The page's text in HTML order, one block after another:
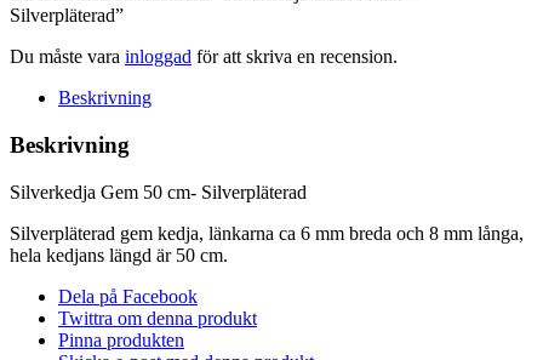
Silverpläterad”
Du måste vara inloggad för att skriva en recension.
Beskrivning
Beskrivning
Silverkedja Gem 50 cm- Silverpläterad
Silverpläterad gem kedja, länkarna ca 6 mm breda och 8 mm långa,
hela kedjans längd är 50 cm.
Dela på Facebook
Twittra om denna produkt
Pinna produkten